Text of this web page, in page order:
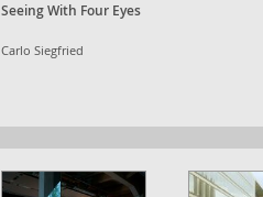
Seeing With Four Eyes
Carlo Siegfried